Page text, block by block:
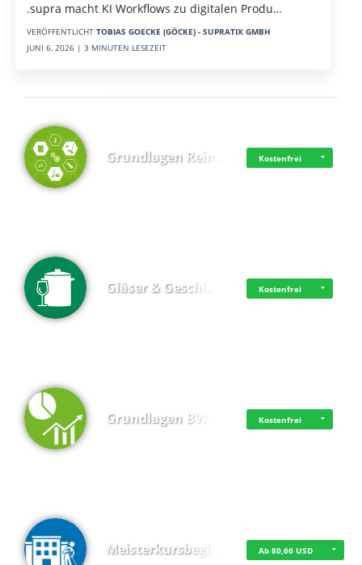
.supra macht KI Workflows zu digitalen Produ…
VERÖFFENTLICHT TOBIAS GOECKE (GÖCKE) - SUPRATIX GMBH
JUNI 6, 2026 | 3 MINUTEN LESEZEIT
Grundlagen Rein… Kostenfrei
Gläser & Geschi… Kostenfrei
Grundlagen BWL Kostenfrei
Meisterkursbegl… Ab 80,66 USD